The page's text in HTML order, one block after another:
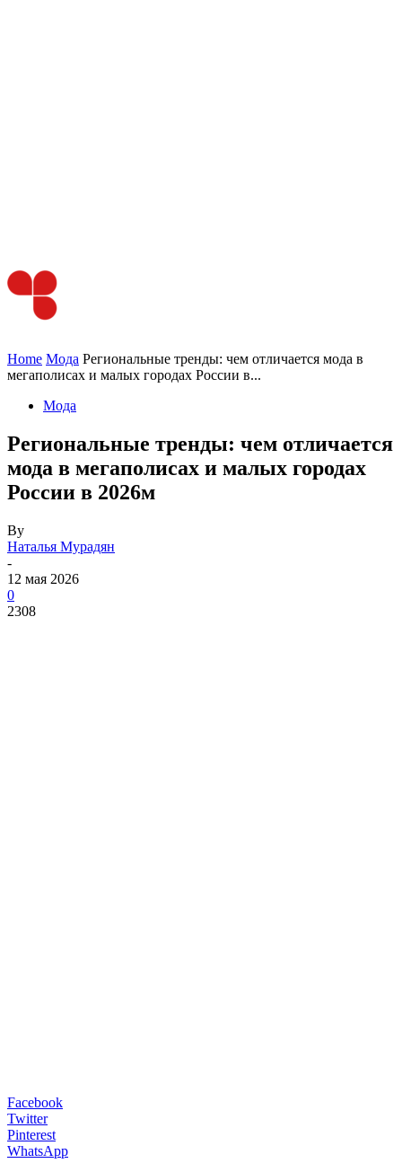
Home Мода Региональные тренды: чем отличается мода в
мегаполисах и малых городах России в...
Мода
Региональные тренды: чем отличается
мода в мегаполисах и малых городах
России в 2026м
By
Наталья Мурадян
-
12 мая 2026
0
2308
Facebook
Twitter
Pinterest
WhatsApp